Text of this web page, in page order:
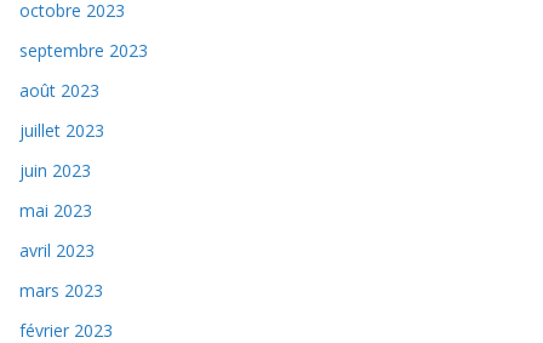
octobre 2023
septembre 2023
août 2023
juillet 2023
juin 2023
mai 2023
avril 2023
mars 2023
février 2023